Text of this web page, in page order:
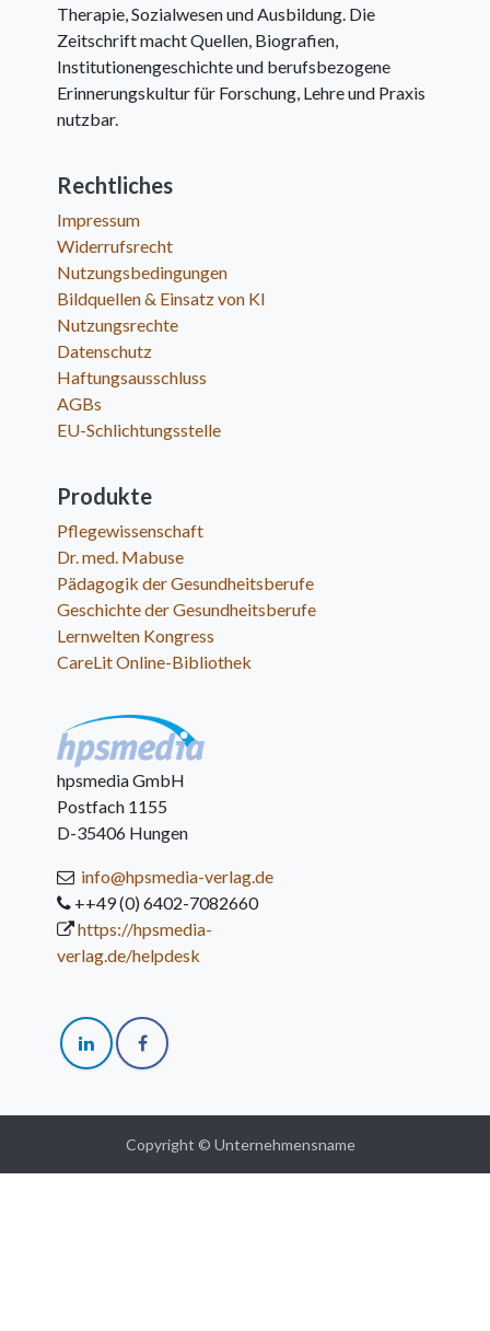
Therapie, Sozialwesen und Ausbildung. Die
Zeitschrift macht Quellen, Biografien,
Institutionengeschichte und berufsbezogene
Erinnerungskultur für Forschung, Lehre und Praxis
nutzbar.
Rechtliches
Impressum
Widerrufsrecht
Nutzungsbedingungen
Bildquellen & Einsatz von KI
Nutzungsrechte
Datenschutz
Haftungsausschluss
AGBs
EU-Schlichtungsstelle
Produkte
Pflegewissenschaft
Dr. med. Mabuse
Pädagogik der Gesundheitsberufe
Geschichte der Gesundheitsberufe
Lernwelten Kongress
CareLit Online-Bibliothek
hpsmedia GmbH
Postfach 1155
D-35406 Hungen
info@hpsmedia-verlag.de
++49 (0) 6402-7082660
https://hpsmedia-
verlag.de/helpdesk
Copyright © Unternehmensname